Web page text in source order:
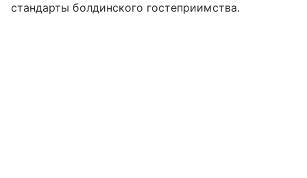
стандарты болдинского гостеприимства.